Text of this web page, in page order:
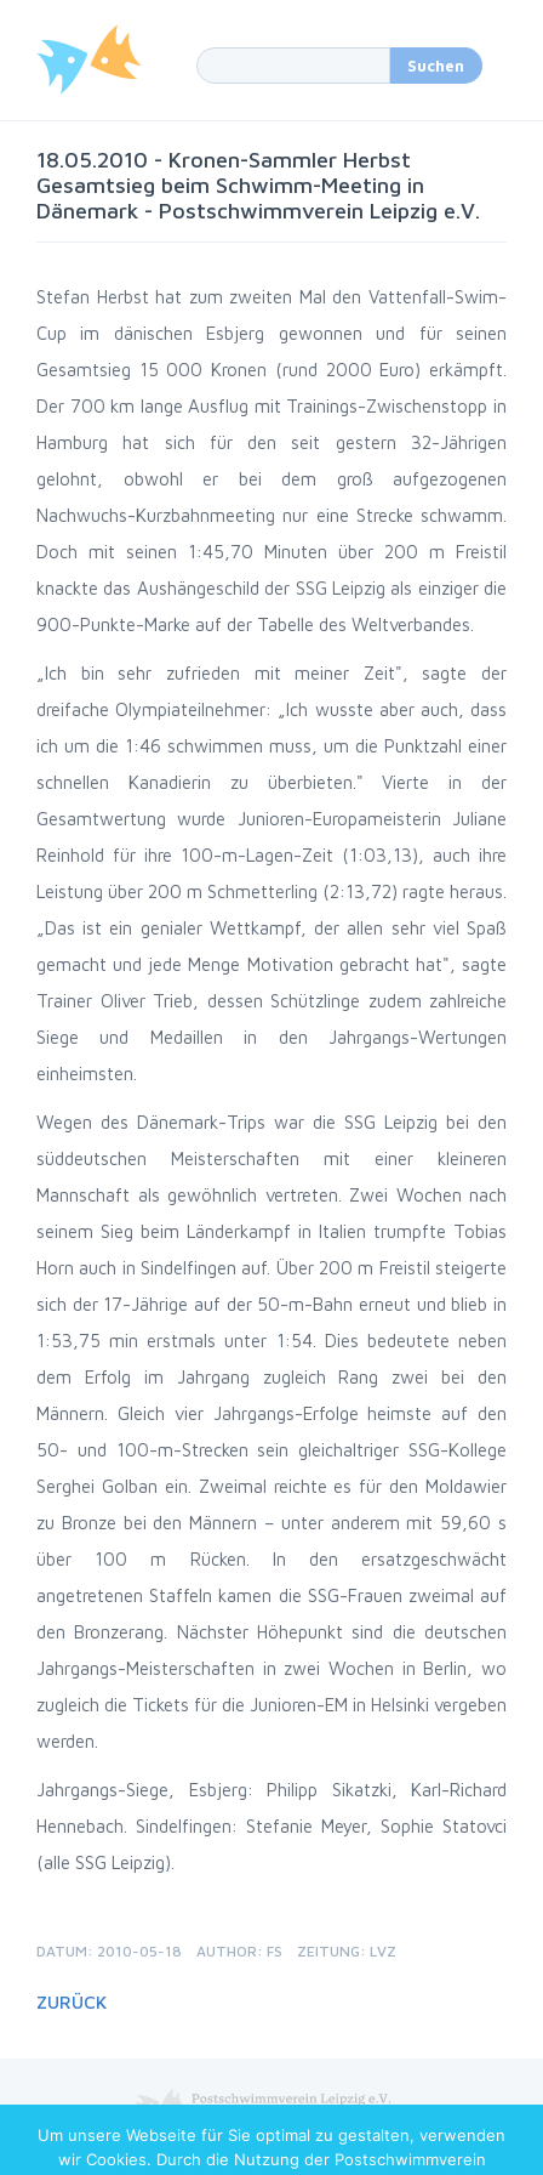
18.05.2010 - Kronen-Sammler Herbst
Gesamtsieg beim Schwimm-Meeting in
Dänemark - Postschwimmverein Leipzig e.V.
Stefan Herbst hat zum zweiten Mal den Vattenfall-Swim-
Cup im dänischen Esbjerg gewonnen und für seinen
Gesamtsieg 15 000 Kronen (rund 2000 Euro) erkämpft.
Der 700 km lange Ausflug mit Trainings-Zwischenstopp in
Hamburg hat sich für den seit gestern 32-Jährigen
gelohnt, obwohl er bei dem groß aufgezogenen
Nachwuchs-Kurzbahnmeeting nur eine Strecke schwamm.
Doch mit seinen 1:45,70 Minuten über 200 m Freistil
knackte das Aushängeschild der SSG Leipzig als einziger die
900-Punkte-Marke auf der Tabelle des Weltverbandes.
„Ich bin sehr zufrieden mit meiner Zeit", sagte der
dreifache Olympiateilnehmer: „Ich wusste aber auch, dass
ich um die 1:46 schwimmen muss, um die Punktzahl einer
schnellen Kanadierin zu überbieten." Vierte in der
Gesamtwertung wurde Junioren-Europameisterin Juliane
Reinhold für ihre 100-m-Lagen-Zeit (1:03,13), auch ihre
Leistung über 200 m Schmetterling (2:13,72) ragte heraus.
„Das ist ein genialer Wettkampf, der allen sehr viel Spaß
gemacht und jede Menge Motivation gebracht hat", sagte
Trainer Oliver Trieb, dessen Schützlinge zudem zahlreiche
Siege und Medaillen in den Jahrgangs-Wertungen
einheimsten.
Wegen des Dänemark-Trips war die SSG Leipzig bei den
süddeutschen Meisterschaften mit einer kleineren
Mannschaft als gewöhnlich vertreten. Zwei Wochen nach
seinem Sieg beim Länderkampf in Italien trumpfte Tobias
Horn auch in Sindelfingen auf. Über 200 m Freistil steigerte
sich der 17-Jährige auf der 50-m-Bahn erneut und blieb in
1:53,75 min erstmals unter 1:54. Dies bedeutete neben
dem Erfolg im Jahrgang zugleich Rang zwei bei den
Männern. Gleich vier Jahrgangs-Erfolge heimste auf den
50- und 100-m-Strecken sein gleichaltriger SSG-Kollege
Serghei Golban ein. Zweimal reichte es für den Moldawier
zu Bronze bei den Männern – unter anderem mit 59,60 s
über 100 m Rücken. In den ersatzgeschwächt
angetretenen Staffeln kamen die SSG-Frauen zweimal auf
den Bronzerang. Nächster Höhepunkt sind die deutschen
Jahrgangs-Meisterschaften in zwei Wochen in Berlin, wo
zugleich die Tickets für die Junioren-EM in Helsinki vergeben
werden.
Jahrgangs-Siege, Esbjerg: Philipp Sikatzki, Karl-Richard
Hennebach. Sindelfingen: Stefanie Meyer, Sophie Statovci
(alle SSG Leipzig).
DATUM: 2010-05-18 AUTHOR: FS ZEITUNG: LVZ
ZURÜCK
Copyright © 2026 Postschwimmverein Leipzig e.V. All Rights Reserved
Um unsere Webseite für Sie optimal zu gestalten, verwenden
wir Cookies. Durch die Nutzung der Postschwimmverein